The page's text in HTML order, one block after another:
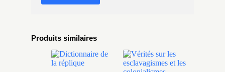
Produits similaires